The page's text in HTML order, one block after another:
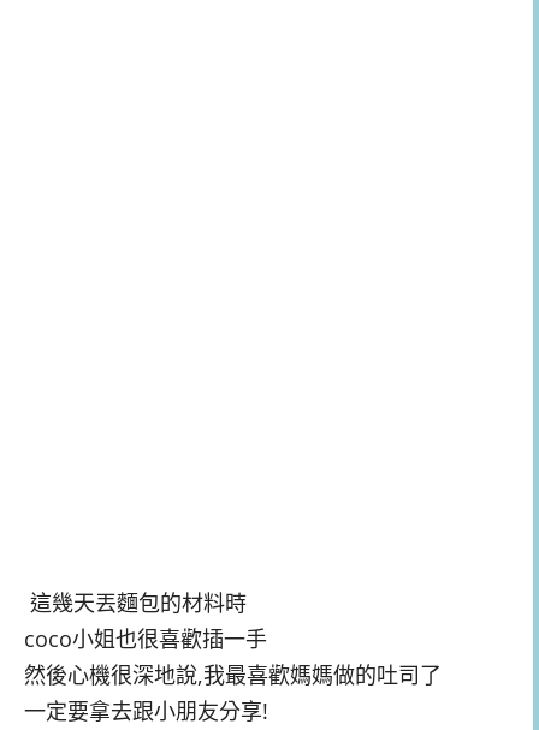
這幾天丟麵包的材料時
coco小姐也很喜歡插一手
然後心機很深地說,我最喜歡媽媽做的吐司了
一定要拿去跟小朋友分享!